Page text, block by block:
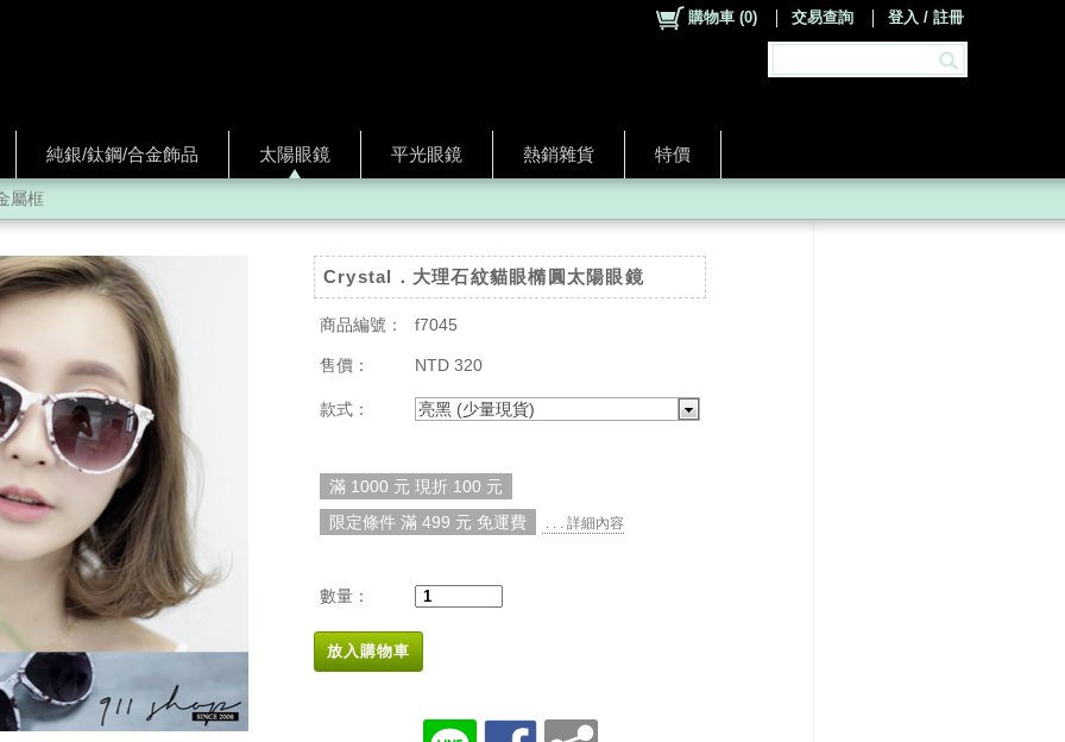
純銀/鈦鋼/合金飾品 太陽眼鏡 平光眼鏡 熱銷雜貨 特價
購物車 (0) 交易查詢 登入 / 註冊
屬框
Crystal．大理石紋貓眼橢圓太陽眼鏡
商品編號： f7045
售價： NTD 320
款式： 亮黑 (少量現貨)
滿 1000 元 現折 100 元
限定條件 滿 499 元 免運費
. . . 詳細內容
數量：
放入購物車